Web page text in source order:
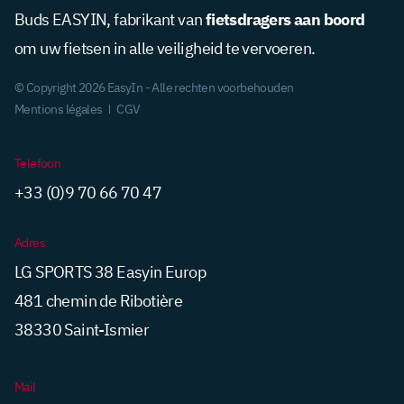
Buds EASYIN, fabrikant vanfietsdragers aan boord
om uw fietsen in alle veiligheid te vervoeren.
© Copyright 2026 EasyIn - Alle rechten voorbehouden
Mentions légales
CGV
Telefoon
+33 (0)9 70 66 70 47
Adres
LG SPORTS 38 Easyin Europ
481 chemin de Ribotière
38330 Saint-Ismier
Mail